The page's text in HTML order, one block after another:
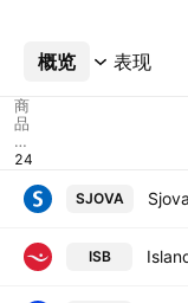
概览 表现
更多
商
品
代
码
SJOVA
ISB